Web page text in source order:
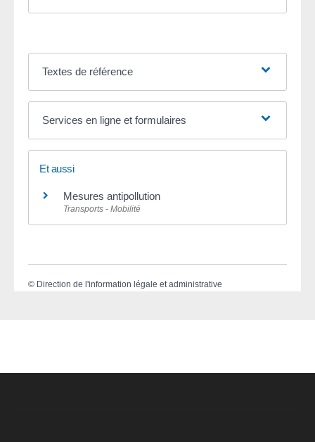
Textes de référence
Services en ligne et formulaires
Et aussi
Mesures antipollution
Transports - Mobilité
© Direction de l'information légale et administrative